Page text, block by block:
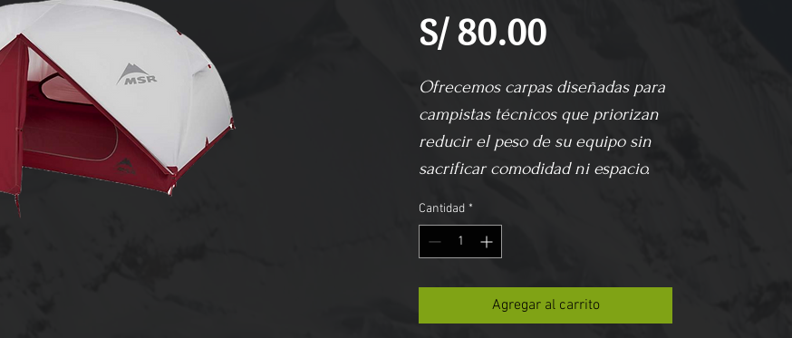
S/ 80.00Precio
Ofrecemos carpas diseñadas para
campistas técnicos que priorizan
reducir el peso de su equipo sin
sacrificar comodidad ni espacio.
MSR Elixir 3, ideal para 2 o 3
personas adultas. Este modelo se
interior y un generoso vestíbulo
Cantidad *
Agregar al carrito